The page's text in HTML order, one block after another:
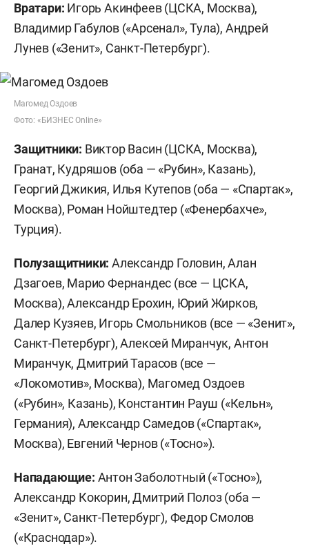
Вратари: Игорь Акинфеев (ЦСКА, Москва),
Владимир Габулов («Арсенал», Тула), Андрей
Лунев («Зенит», Санкт-Петербург).
Магомед Оздоев
Фото: «БИЗНЕС Online»
Защитники: Виктор Васин (ЦСКА, Москва),
Гранат, Кудряшов (оба — «Рубин», Казань),
Георгий Джикия, Илья Кутепов (оба — «Спартак»,
Москва), Роман Нойштедтер («Фенербахче»,
Турция).
Полузащитники: Александр Головин, Алан
Дзагоев, Марио Фернандес (все — ЦСКА,
Москва), Александр Ерохин, Юрий Жирков,
Далер Кузяев, Игорь Смольников (все — «Зенит»,
Санкт-Петербург), Алексей Миранчук, Антон
Миранчук, Дмитрий Тарасов (все —
«Локомотив», Москва), Магомед Оздоев
(«Рубин», Казань), Константин Рауш («Кельн»,
Германия), Александр Самедов («Спартак»,
Москва), Евгений Чернов («Тосно»).
Нападающие: Антон Заболотный («Тосно»),
Александр Кокорин, Дмитрий Полоз (оба —
«Зенит», Санкт-Петербург), Федор Смолов
(«Краснодар»).